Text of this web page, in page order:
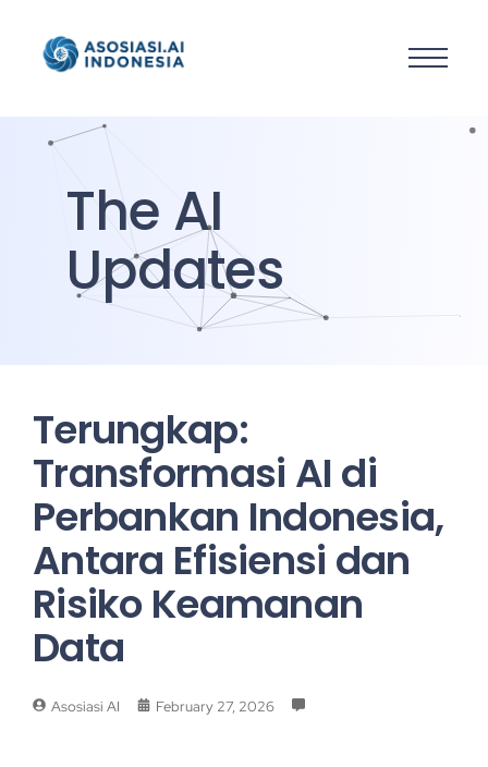
The AI
Updates
Terungkap:
Transformasi AI di
Perbankan Indonesia,
Antara Efisiensi dan
Risiko Keamanan
Data
Asosiasi AI February 27, 2026